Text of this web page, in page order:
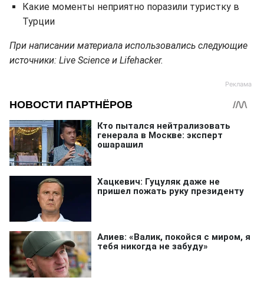
Какие моменты неприятно поразили туристку в
Турции
При написании материала использовались следующие
источники: Live Science и Lifehacker.